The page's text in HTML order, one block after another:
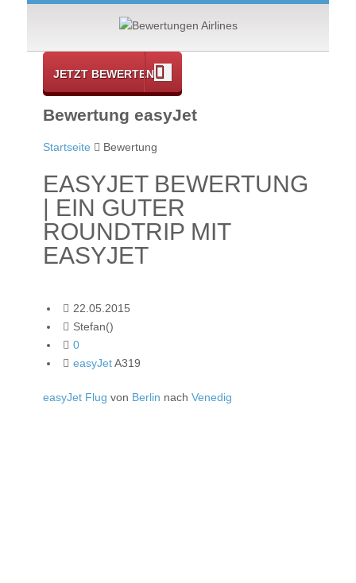
JETZT BEWERTEN
Bewertung easyJet
Startseite Bewertung
EASYJET BEWERTUNG
| EIN GUTER
ROUNDTRIP MIT
EASYJET
22.05.2015
Stefan()
0
easyJetA319
easyJet Flug von Berlin nach Venedig